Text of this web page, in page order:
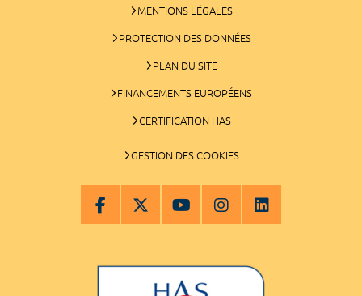
MENTIONS LÉGALES
PROTECTION DES DONNÉES
PLAN DU SITE
FINANCEMENTS EUROPÉENS
CERTIFICATION HAS
GESTION DES COOKIES